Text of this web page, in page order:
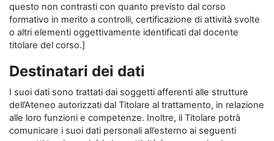
questo non contrasti con quanto previsto dal corso
formativo in merito a controlli, certificazione di attività svolte
o altri elementi oggettivamente identificati dal docente
titolare del corso.]
Destinatari dei dati
I suoi dati sono trattati dai soggetti afferenti alle strutture
dell’Ateneo autorizzati dal Titolare al trattamento, in relazione
alle loro funzioni e competenze. Inoltre, il Titolare potrà
comunicare i suoi dati personali all’esterno ai seguenti